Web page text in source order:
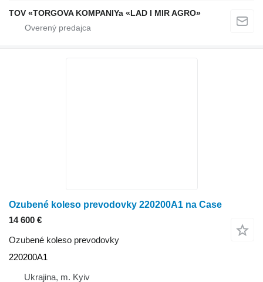
TOV «TORGOVA KOMPANIYa «LAD I MIR AGRO»
Ozubené koleso prevodovky 220200A1 na Case
14 600 €
Ozubené koleso prevodovky
220200A1
Ukrajina, m. Kyiv